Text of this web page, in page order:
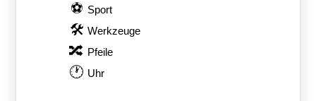
⚽ Sport
🛠 Werkzeuge
🔀 Pfeile
🕐 Uhr